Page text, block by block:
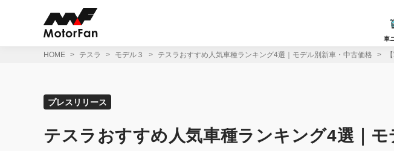
車
HOME テスラ モデル３ テスラおすすめ人気車種ランキング4選｜モデル別新車・中古価格
プレスリリース
テスラおすすめ人気車種ランキング4選｜